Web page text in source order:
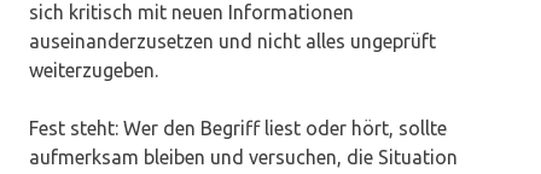
sich kritisch mit neuen Informationen
auseinanderzusetzen und nicht alles ungeprüft
weiterzugeben.
Fest steht: Wer den Begriff liest oder hört, sollte
aufmerksam bleiben und versuchen, die Situation